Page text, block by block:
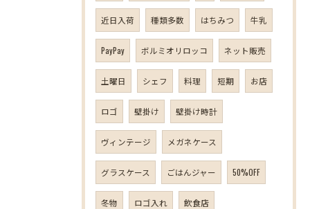
近日入荷 種類多数 はちみつ 牛乳
PayPay ボルミオリロッコ ネット販売
土曜日 シェフ 料理 短期 お店
ロゴ 壁掛け 壁掛け時計
ヴィンテージ メガネケース
グラスケース ごはんジャー 50%OFF
冬物 ロゴ入れ 飲食店